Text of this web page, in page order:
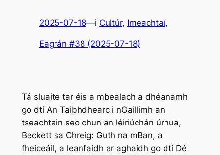
2025-07-18—i Cultúr, Imeachtaí,
Eagrán #38 (2025-07-18)
Tá sluaite tar éis a mbealach a dhéanamh
go dtí An Taibhdhearc i nGaillimh an
tseachtain seo chun an léiriúchán úrnua,
Beckett sa Chreig: Guth na mBan, a
fheiceáil, a leanfaidh ar aghaidh go dtí Dé